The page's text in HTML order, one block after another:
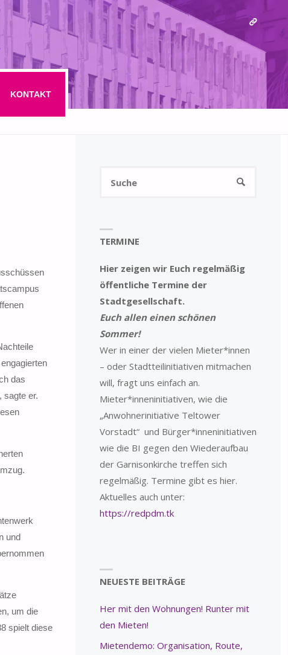
KONTAKT
das
sagte er.
und
um die
spielt diese
SUCHE
TERMINE
Hier zeigen wir Euch regelmäßig
öffentliche Termine der
Stadtgesellschaft.
Euch allen einen schönen
Sommer!
Wer in einer der vielen Mieter*innen
– oder Stadtteilinitiativen mitmachen
will, fragt uns einfach an.
Mieter*inneninitiativen, wie die
„Anwohnerinitiative Teltower
Vorstadt“ und Bürger*inneninitiativen
wie die BI gegen den Wiederaufbau
der Garnisonkirche treffen sich
regelmäßig. Termine gibt es hier.
Aktuelles auch unter:
https://redpdm.tk
NEUESTE BEITRÄGE
Her mit den Wohnungen! Runter mit
den Mieten!
Mietendemo: Organisation, Route,